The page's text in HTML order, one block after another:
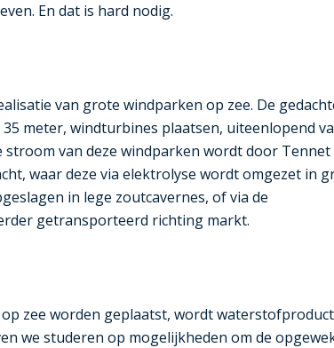
En dat is hard nodig.
van grote windparken op zee. De
meter, windturbines plaatsen, uiteenlopend
van deze windparken wordt door
waar deze via elektrolyse wordt omgezet in
in lege zoutcavernes, of via de
getransporteerd richting markt.
zee worden geplaatst, wordt
we studeren op mogelijkheden om de